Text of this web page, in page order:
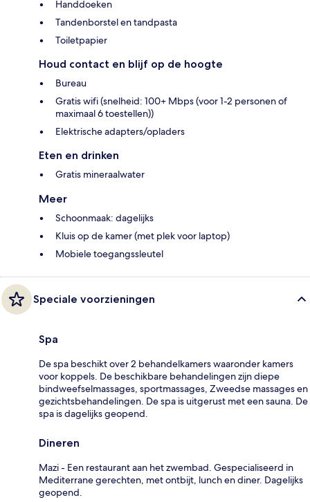
Handdoeken
Tandenborstel en tandpasta
Toiletpapier
Houd contact en blijf op de hoogte
Bureau
Gratis wifi (snelheid: 100+ Mbps (voor 1-2 personen of
maximaal 6 toestellen))
Elektrische adapters/opladers
Eten en drinken
Gratis mineraalwater
Meer
Schoonmaak: dagelijks
Kluis op de kamer (met plek voor laptop)
Mobiele toegangssleutel
Speciale voorzieningen
Spa
De spa beschikt over 2 behandelkamers waaronder kamers
voor koppels. De beschikbare behandelingen zijn diepe
bindweefselmassages, sportmassages, Zweedse massages en
gezichtsbehandelingen. De spa is uitgerust met een sauna. De
spa is dagelijks geopend.
Dineren
Mazi - Een restaurant aan het zwembad. Gespecialiseerd in
Mediterrane gerechten, met ontbijt, lunch en diner. Dagelijks
geopend.